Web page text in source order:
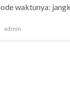
waktunya:
admin